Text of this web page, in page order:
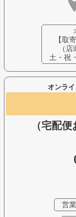
オンラ
（宅配
営
【取
（
土・祝